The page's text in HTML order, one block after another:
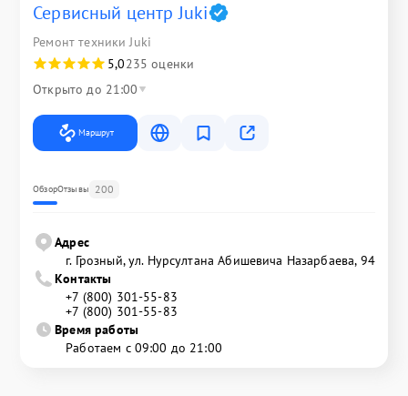
Сервисный центр Juki
Ремонт техники Juki
5,0235 оценки
Открыто до 21:00
Маршрут
ОбзорОтзывы 200
Адрес
г. Грозный, ул. Нурсултана Абишевича Назарбаева, 94
Контакты
+7 (800) 301-55-83
+7 (800) 301-55-83
Время работы
Работаем с 09:00 до 21:00